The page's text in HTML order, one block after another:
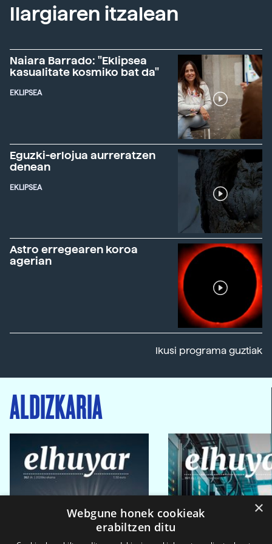
Ilargiaren itzalean
Naiara Barrado: "Eklipsea
kasualitate kosmiko bat da"
EKLIPSEA
Eguzki-erlojua aurreratzen
denean
EKLIPSEA
Astro erregearen koroa
agerian
Ikusi programa guztiak
ALDIZKARIA
×
Webgune honek cookieak
erabiltzen ditu